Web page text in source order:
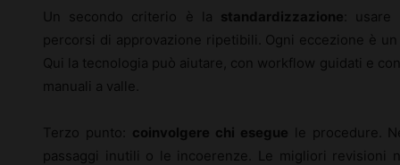
Un secondo criterio è la standardizzazione :
percorsi di approvazione ripetibili. Ogni eccezione è
Qui la tecnologia può aiutare, con workflow guidati e
manuali a valle.
Terzo punto: coinvolgere chi esegue le procedure.
passaggi inutili o le incoerenze. Le migliori revisioni